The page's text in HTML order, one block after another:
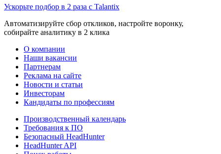
Ускорьте подбор в 2 раза с Talantix
Автоматизируйте сбор откликов, настройте воронку,
собирайте аналитику в 2 клика
О компании
Наши вакансии
Партнерам
Реклама на сайте
Новости и статьи
Инвесторам
Кандидаты по профессиям
Производственный календарь
Требования к ПО
Безопасный HeadHunter
HeadHunter API